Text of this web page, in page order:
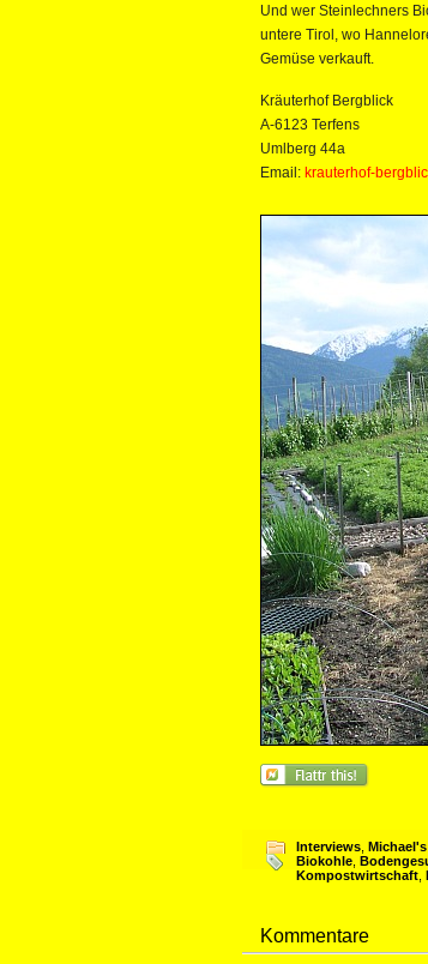
Und wer Steinlechners
untere Tirol, wo
Gemüse verkauft.
Kräuterhof Bergblick
A-6123 Terfens
Umlberg 44a
Email: krauterhof-
Interviews
Biokohle
Kompostwirtschaft
Kommentare